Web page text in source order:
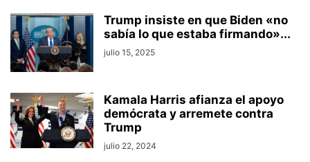
Trump insiste en que Biden «no
sabía lo que estaba firmando»...
julio 15, 2025
Kamala Harris afianza el apoyo
demócrata y arremete contra
Trump
julio 22, 2024